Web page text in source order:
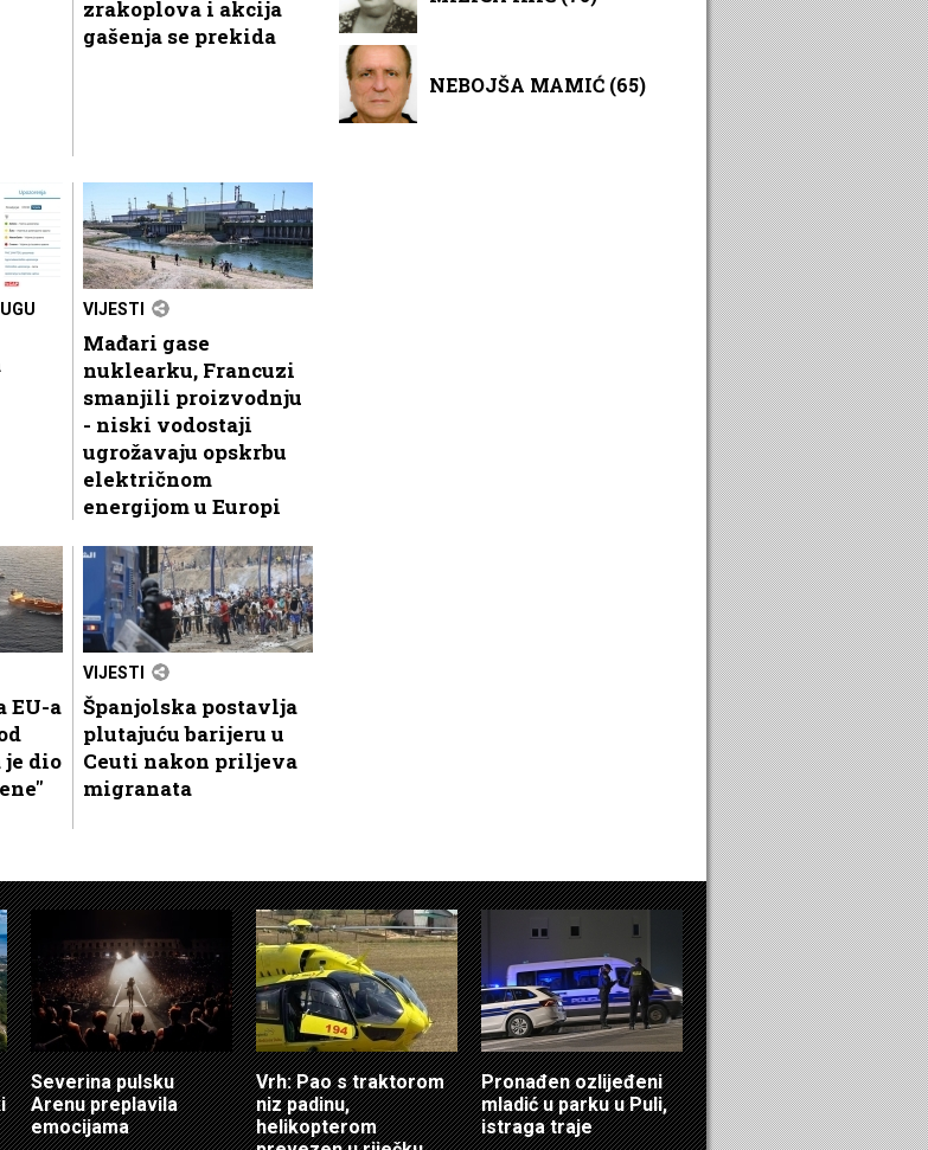
zrakoplova i akcija
gašenja se prekida
VIJESTI
Mađari gase
nuklearku, Francuzi
smanjili proizvodnju
- niski vodostaji
ugrožavaju opskrbu
električnom
energijom u Europi
EU-a
je dio
VIJESTI
Španjolska postavlja
plutajuću barijeru u
Ceuti nakon priljeva
migranata
NEBOJŠA MAMIĆ (65)
Severina pulsku
Arenu preplavila
emocijama
Vrh: Pao s traktorom
niz padinu,
helikopterom
Pronađen ozlijeđeni
mladić u parku u Puli,
istraga traje